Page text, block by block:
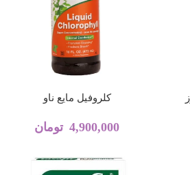
کلروفیل مایع ناو
4,900,000 تومان